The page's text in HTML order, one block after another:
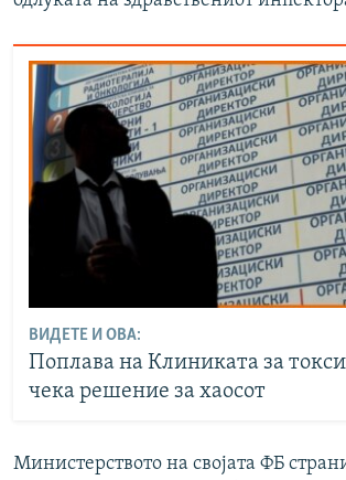
ВИДЕТЕ И ОВА:
Поплава на Клиниката за
чека решение за хаосот
Министерството на својата ФБ